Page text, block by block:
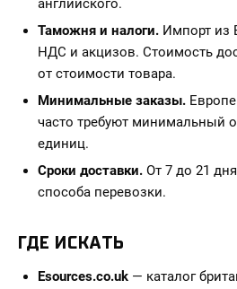
английского.
Таможня и налоги. Импорт из
НДС и акцизов. Стоимость
от стоимости товара.
Минимальные заказы.
часто требуют минимальный
единиц.
Сроки доставки. От 7 до 21
способа перевозки.
ГДЕ ИСКАТЬ
Esources.co.uk — каталог